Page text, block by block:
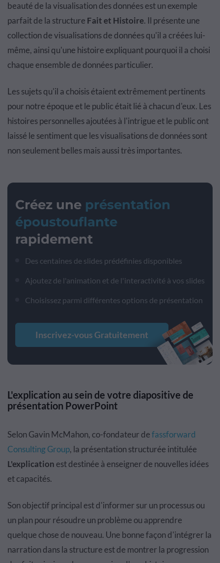
beauté de la visualisation des données est un exemple
parfait de la structure Fait et Histoire. Il présente une
collection de visualisations de données qu'il a créées lui-
même, ainsi qu'une histoire expliquant pourquoi il a choisi
chaque ensemble de données particulier.
Les sujets qu'il a choisis étaient extrêmement pertinents
pour notre époque et le public était lié à chacun d'eux. Les
histoires personnelles ajoutées à l'intrigue et le public ont
laissé le sentiment que les visualisations de données sont
non seulement belles mais aussi très importantes.
Créez une présentation
époustouflante
rapidement
Des centaines de slides prédéfinies disponibles
Ajoutez de l'animation et de l'interactivité à vos slides
Choisissez parmi différentes options de présentation
Inscrivez-vous Gratuitement
L'explication au sein de votre diapositive de
présentation PowerPoint
Selon Gavin McMahon, co-fondateur defassforward
Consulting Group, la présentation structurée intitulée
L'explication est destinée à enseigner de nouvelles idées
et capacités.
Son objectif principal est d'informer sur un processus ou
un plan pour résoudre un problème ou apprendre
quelque chose de nouveau. Une bonne façon d'intégrer la
narration dans la structure est de montrer la progression